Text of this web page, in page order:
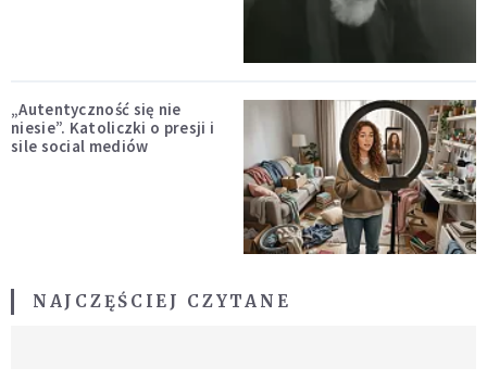
„Autentyczność się nie
niesie”. Katoliczki o presji i
sile social mediów
NAJCZĘŚCIEJ CZYTANE